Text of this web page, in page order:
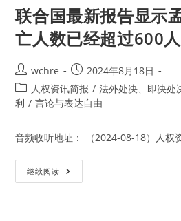
压
关
闭
联
合
权
事
务
高
员
办
处
驻
布
联合国最新报告显示
亡人数已经超过600人
Post
author:
wchre
Post
published:
2024年8月18日
Post
category:
人权资讯简报 / 法外处决、即决处
利 / 言论与表达自由
音频收听地址： （2024-08-18）人权
继续阅读 联
合